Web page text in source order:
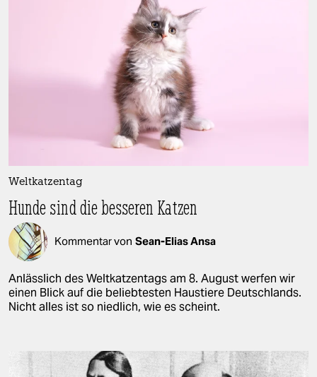
Weltkatzentag
Hunde sind die besseren Katzen
Kommentar von Sean-Elias Ansa
Anlässlich des Weltkatzentags am 8. August werfen wir
einen Blick auf die beliebtesten Haustiere Deutschlands.
Nicht alles ist so niedlich, wie es scheint.